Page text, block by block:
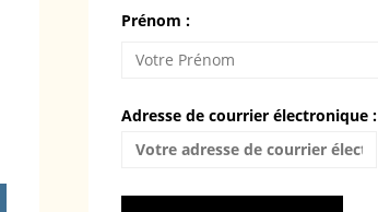
Prénom :
Adresse de courrier électronique :